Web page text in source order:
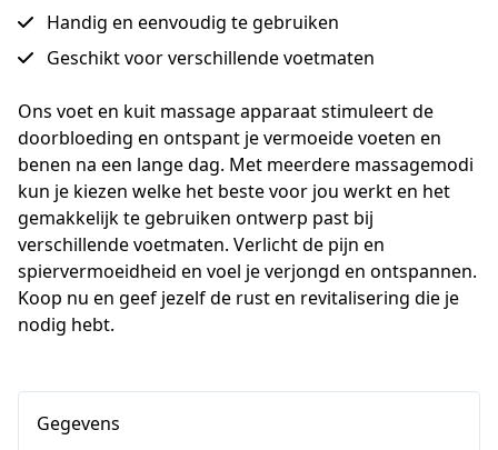
Handig en eenvoudig te gebruiken
Geschikt voor verschillende voetmaten
Ons voet en kuit massage apparaat stimuleert de
doorbloeding en ontspant je vermoeide voeten en
benen na een lange dag. Met meerdere massagemodi
kun je kiezen welke het beste voor jou werkt en het
gemakkelijk te gebruiken ontwerp past bij
verschillende voetmaten. Verlicht de pijn en
spiervermoeidheid en voel je verjongd en ontspannen.
Koop nu en geef jezelf de rust en revitalisering die je
nodig hebt.
Gegevens